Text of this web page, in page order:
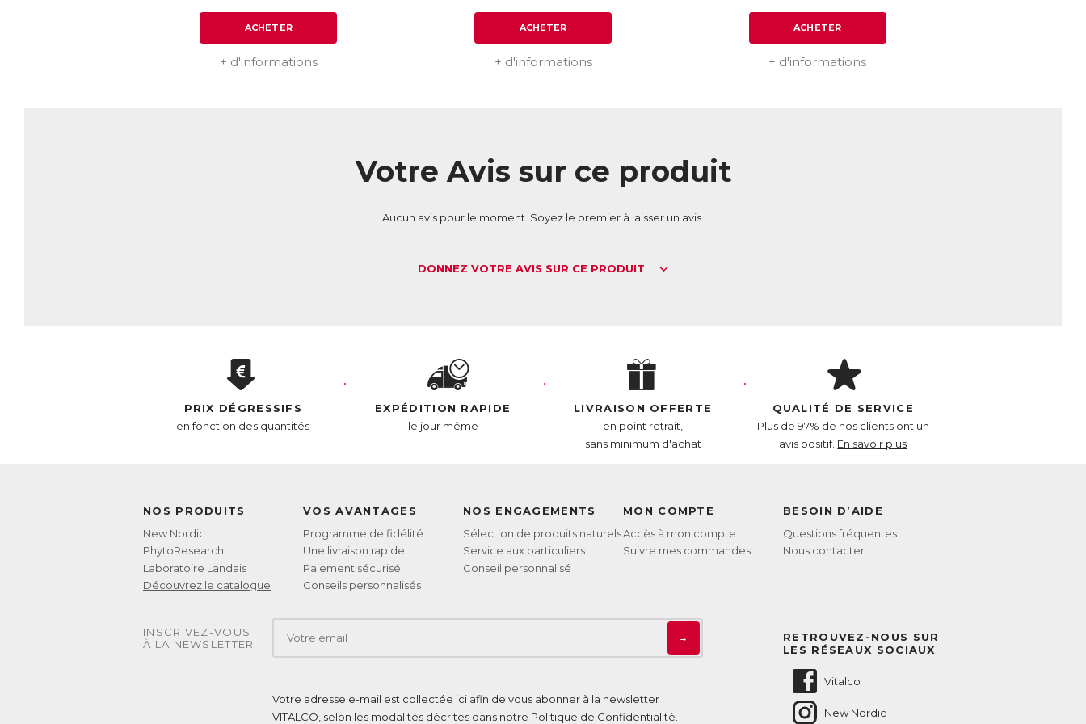
ACHETER
+ d'informations
ACHETER
+ d'informations
ACHETER
+ d'informations
Votre Avis sur ce produit
Aucun avis pour le moment. Soyez le premier à laisser un avis.
DONNEZ VOTRE AVIS SUR CE PRODUIT
PRIX DÉGRESSIFS
en fonction des quantités
EXPÉDITION RAPIDE
le jour même
LIVRAISON OFFERTE
en point retrait,
sans minimum d'achat
QUALITÉ DE SERVICE
Plus de 97% de nos clients ont un
avis positif. En savoir plus
NOS PRODUITS
New Nordic
PhytoResearch
Laboratoire Landais
Découvrez le catalogue
VOS AVANTAGES
Programme de fidélité
Une livraison rapide
Paiement sécurisé
Conseils personnalisés
NOS ENGAGEMENTS
Sélection de produits naturels
Service aux particuliers
Conseil personnalisé
MON COMPTE
Accès à mon compte
Suivre mes commandes
BESOIN D’AIDE
Questions fréquentes
Nous contacter
RETROUVEZ-NOUS SUR
LES RÉSEAUX SOCIAUX
Vitalco
New Nordic
INSCRIVEZ-VOUS
À LA NEWSLETTER
→
Votre adresse e-mail est collectée ici afin de vous abonner à la newsletter
VITALCO, selon les modalités décrites dans notre Politique de Confidentialité